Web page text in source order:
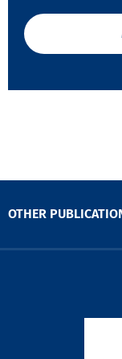
OTHER